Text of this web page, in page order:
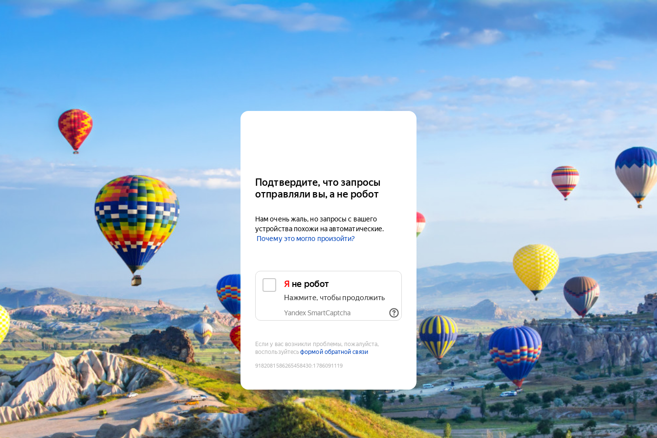
Подтвердите, что запросы
отправляли вы, а не робот
Нам очень жаль, но запросы с вашего
устройства похожи на автоматические.
Почему это могло произойти?
Я не робот
Нажмите, чтобы продолжить
Yandex SmartCaptcha
Если у вас возникли проблемы, пожалуйста,
воспользуйтесьформой обратной связи
9182081586265458430:1786091119